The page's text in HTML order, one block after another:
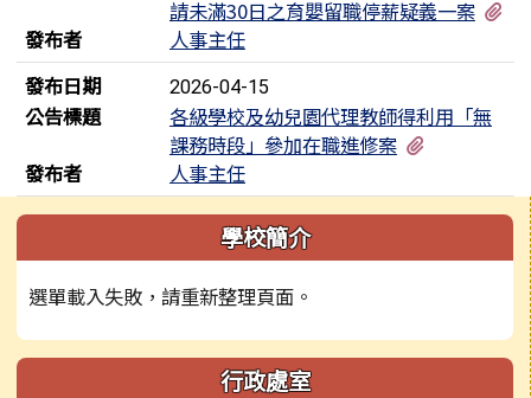
請未滿30日之育嬰留職停薪疑義一案
發布者
人事主任
發布日期
2026-04-15
公告標題
各級學校及幼兒園代理教師得利用「無
課務時段」參加在職進修案
發布者
人事主任
左邊區域內容 學校簡介
選單載入失敗，請重新整理頁面。
行政處室